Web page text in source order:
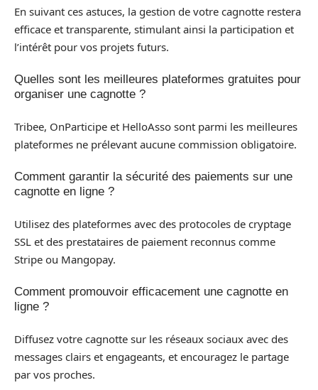
En suivant ces astuces, la gestion de votre cagnotte restera
efficace et transparente, stimulant ainsi la participation et
l’intérêt pour vos projets futurs.
Quelles sont les meilleures plateformes gratuites pour
organiser une cagnotte ?
Tribee, OnParticipe et HelloAsso sont parmi les meilleures
plateformes ne prélevant aucune commission obligatoire.
Comment garantir la sécurité des paiements sur une
cagnotte en ligne ?
Utilisez des plateformes avec des protocoles de cryptage
SSL et des prestataires de paiement reconnus comme
Stripe ou Mangopay.
Comment promouvoir efficacement une cagnotte en
ligne ?
Diffusez votre cagnotte sur les réseaux sociaux avec des
messages clairs et engageants, et encouragez le partage
par vos proches.